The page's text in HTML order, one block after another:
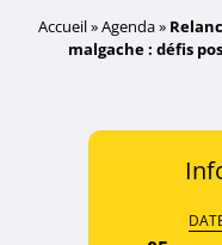
Accueil»Agenda»
malgache : défis